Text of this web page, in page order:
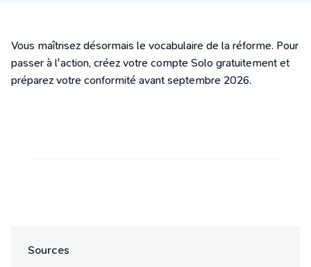
Vous maîtrisez désormais le vocabulaire de la réforme. Pour
passer à l'action, créez votre compte Solo gratuitement et
préparez votre conformité avant septembre 2026.
Sources